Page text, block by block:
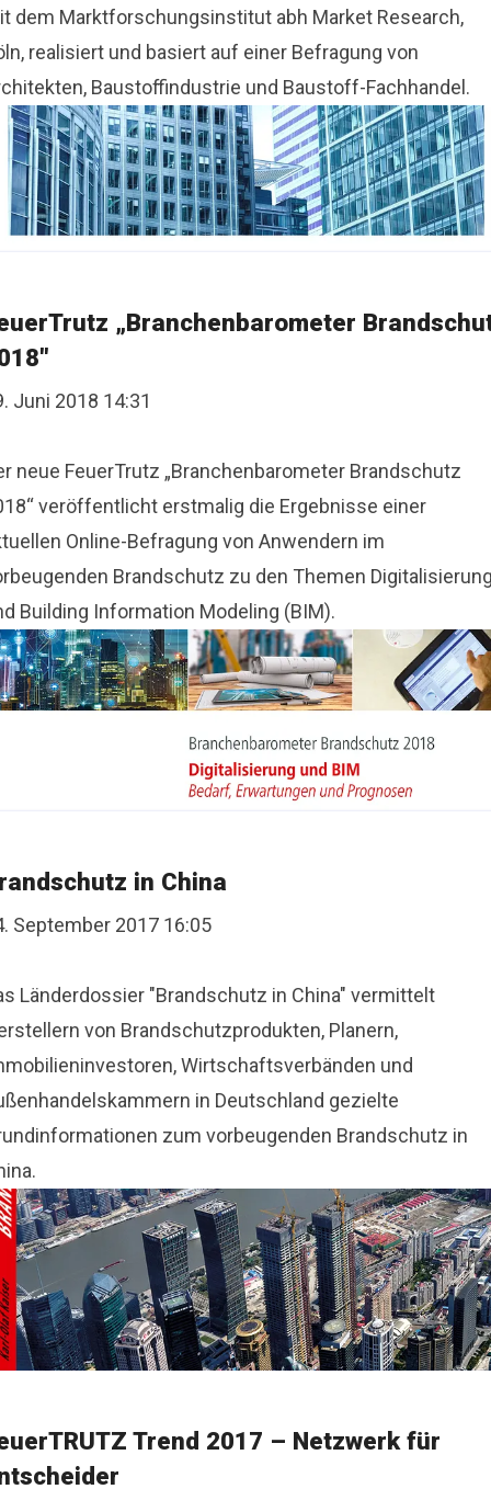
dem Marktforschungsinstitut abh Market Research,
realisiert und basiert auf einer Befragung von
Baustoffindustrie und Baustoff-Fachhandel.
„Branchenbarometer
Juni 2018 14:31
neue FeuerTrutz „Branchenbarometer Brandschutz
veröffentlicht erstmalig die Ergebnisse einer
Online-Befragung von Anwendern im
Brandschutz zu den Themen
Building Information Modeling (BIM).
in China
September 2017 16:05
Länderdossier "Brandschutz in China" vermittelt
von Brandschutzprodukten, Planern,
Wirtschaftsverbänden und
in Deutschland gezielte
zum vorbeugenden Brandschutz in
Trend 2017 – Netzwerk für